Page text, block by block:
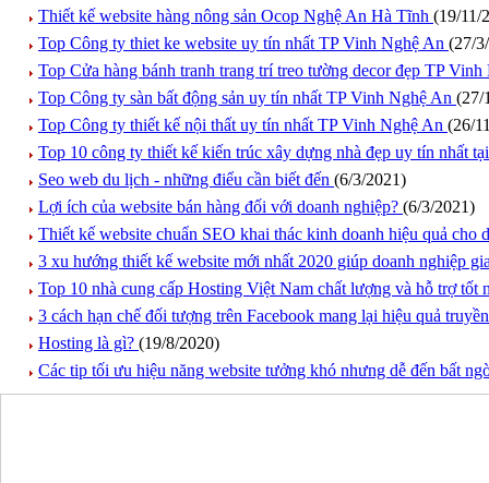
Thiết kế website hàng nông sản Ocop Nghệ An Hà Tĩnh (19/11/
Top Công ty thiet ke website uy tín nhất TP Vinh Nghệ An (27/
Top Cửa hàng bánh tranh trang trí treo tường decor đẹp TP
Top Công ty sàn bất động sản uy tín nhất TP Vinh Nghệ An (27/
Top Công ty thiết kế nội thất uy tín nhất TP Vinh Nghệ An (26/
Top 10 công ty thiết kế kiến trúc xây dựng nhà đẹp uy tín nhất
Seo web du lịch - những điểu cần biết đến (6/3/2021)
Lợi ích của website bán hàng đối với doanh nghiệp? (6/3/2021)
Thiết kế website chuẩn SEO khai thác kinh doanh hiệu quả cho
3 xu hướng thiết kế website mới nhất 2020 giúp doanh nghiệp
Top 10 nhà cung cấp Hosting Việt Nam chất lượng và hỗ trợ tốt
3 cách hạn chế đối tượng trên Facebook mang lại hiệu quả
Hosting là gì? (19/8/2020)
Các tip tối ưu hiệu năng website tưởng khó nhưng dễ đến bất